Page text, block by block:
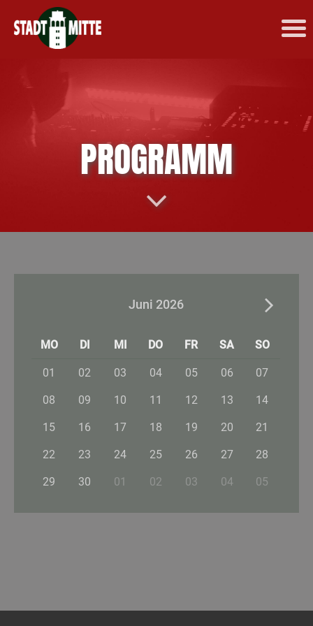
PROGRAMM
Juni 2026
MO DI MI DO FR SA SO
01 02 03 04 05 06 07
08 09 10 11 12 13 14
15 16 17 18 19 20 21
22 23 24 25 26 27 28
29 30 01 02 03 04 05